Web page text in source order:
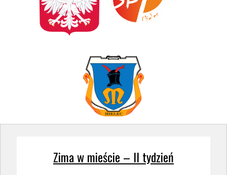
Zima w mieście – II tydzień